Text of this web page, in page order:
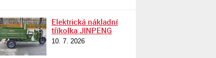
Elektrická nákladní
tříkolka JINPENG
10. 7. 2026